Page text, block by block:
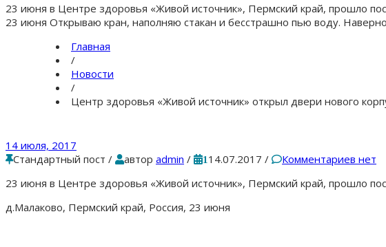
23 июня в Центре здоровья «Живой источник», Пермский край, прошло
23 июня Открываю кран, наполняю стакан и бесстрашно пью воду.
Главная
/
Новости
/
Центр здоровья «Живой источник» открыл двери нового
14 июля, 2017
Стандартный пост / автор admin / 1 14.07.2017 /
Комментариев нет
23 июня в Центре здоровья «Живой источник», Пермский край, прошло
д.Малаково, Пермский край, Россия, 23 июня